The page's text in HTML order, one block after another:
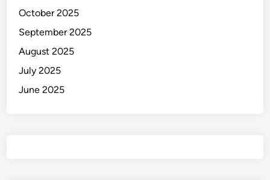
October 2025
September 2025
August 2025
July 2025
June 2025